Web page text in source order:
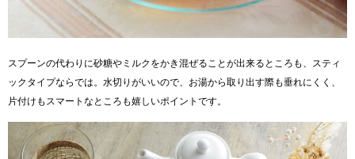
スプーンの代わりに砂糖やミルクをかき混ぜることが出来るところも、スティ
ックタイプならでは。水切りがいいので、お湯から取り出す際も垂れにくく、
片付けもスマートなところも嬉しいポイントです。